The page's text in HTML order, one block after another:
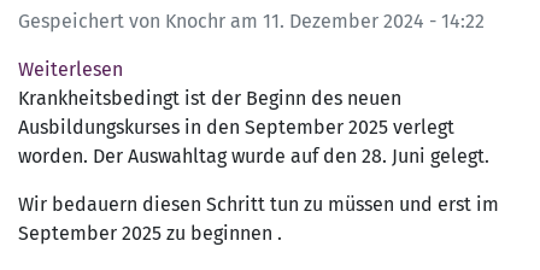
Gespeichert von Knochr am 11. Dezember 2024 - 14:22
Weiterlesen
Beginn
des
Ausbildungskurses
den
23.
Krankheitsbedingt ist der Beginn des neuen
Ausbildungskurses in den September 2025 verlegt
worden. Der Auswahltag wurde auf den 28. Juni gelegt.
Wir bedauern diesen Schritt tun zu müssen und erst im
September 2025 zu beginnen .